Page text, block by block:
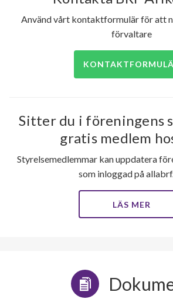
Använd vårt kontaktformulär för att
förvaltare
Sitter du i föreningens
gratis medlem
Styrelsemedlemmar kan uppdatera
som inloggad på
LÄS MER